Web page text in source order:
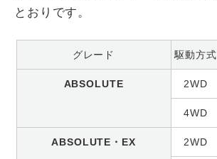
とおりです。
グレード 駆動方式
ABSOLUTE 2WD
4WD
ABSOLUTE・EX 2WD